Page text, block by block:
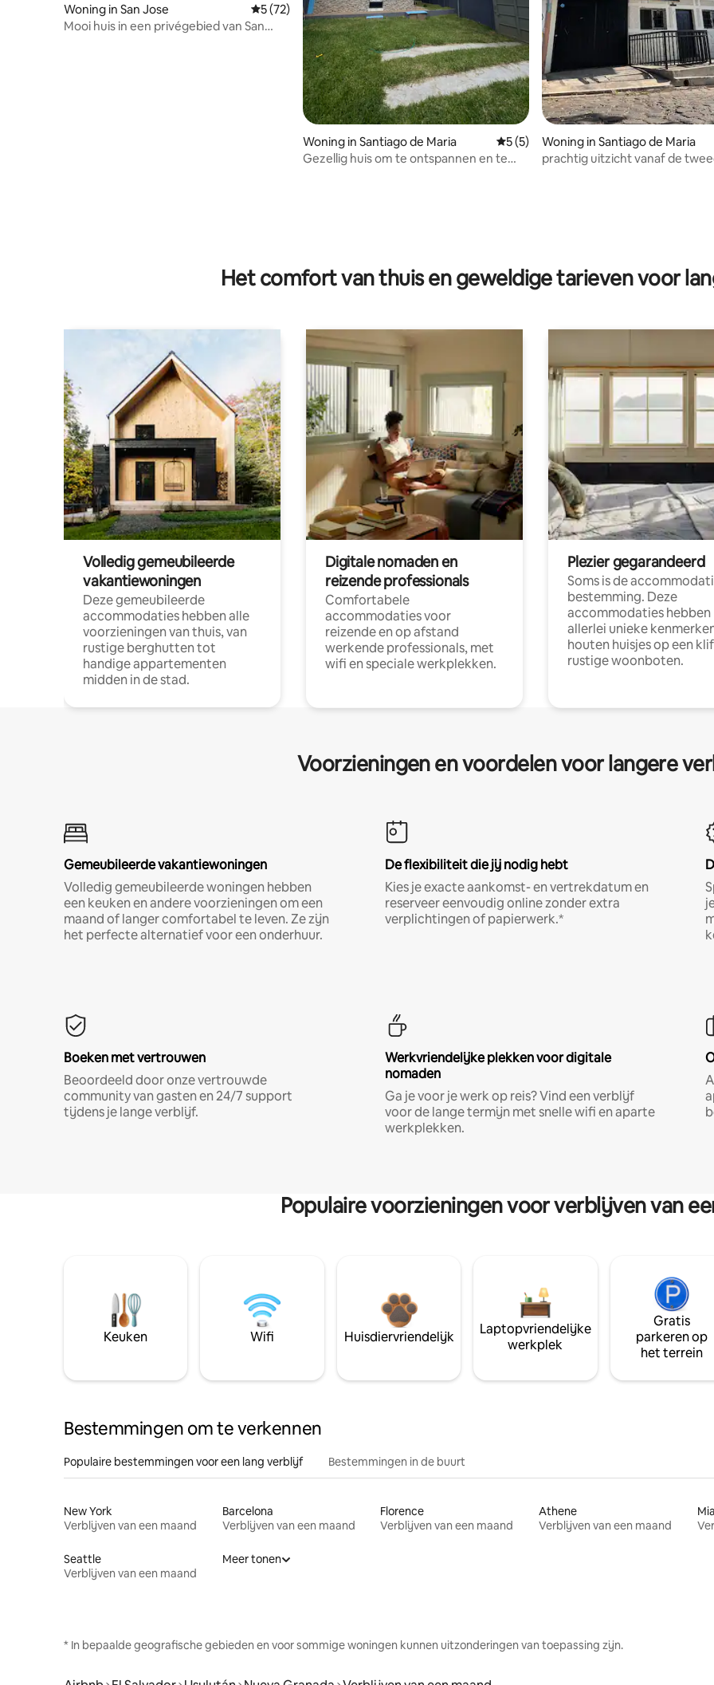
Woning in San Jose Gemiddelde beoordeling van 5 op 5, 72 recensies
5 (72)
Mooi huis in een privégebied van San
Woning in Santiago de Maria Gemiddelde beoordeling van 5 op 5, 5
5 (5)
Gezellig huis om te ontspannen en te
Woning in Santiago de Maria
prachtig uitzicht vanaf de
Het comfort van thuis en geweldige tarieven voor
Volledig gemeubileerde
vakantiewoningen
Deze gemeubileerde
accommodaties hebben alle
voorzieningen van thuis, van
rustige berghutten tot
handige appartementen
midden in de stad.
Digitale nomaden en
reizende professionals
Comfortabele
accommodaties voor
reizende en op afstand
werkende professionals, met
wifi en speciale werkplekken.
Plezier gegarandeerd
Soms is de
bestemming. Deze
accommodaties hebben
allerlei unieke
houten huisjes op een
rustige woonboten.
Voorzieningen en voordelen voor langere
Gemeubileerde vakantiewoningen
Volledig gemeubileerde woningen hebben
een keuken en andere voorzieningen om een
maand of langer comfortabel te leven. Ze zijn
het perfecte alternatief voor een onderhuur.
De flexibiliteit die jij nodig hebt
Kies je exacte aankomst- en vertrekdatum en
reserveer eenvoudig online zonder extra
verplichtingen of papierwerk.*
Boeken met vertrouwen
Beoordeeld door onze vertrouwde
community van gasten en 24/7 support
tijdens je lange verblijf.
Werkvriendelijke plekken voor digitale
nomaden
Ga je voor je werk op reis? Vind een verblijf
voor de lange termijn met snelle wifi en aparte
werkplekken.
Populaire voorzieningen voor verblijven van
Keuken Wifi Huisdiervriendelijk
Laptopvriendelijke
werkplek
Gratis
parkeren op
het terrein
Bestemmingen om te verkennen
Populaire bestemmingen voor een lang verblijf Bestemmingen in de buurt
New York
Verblijven van een maand
Barcelona
Verblijven van een maand
Florence
Verblijven van een maand
Athene
Verblijven van een maand
Seattle
Verblijven van een maand
Meer tonen
* In bepaalde geografische gebieden en voor sommige woningen kunnen uitzonderingen van toepassing zijn.